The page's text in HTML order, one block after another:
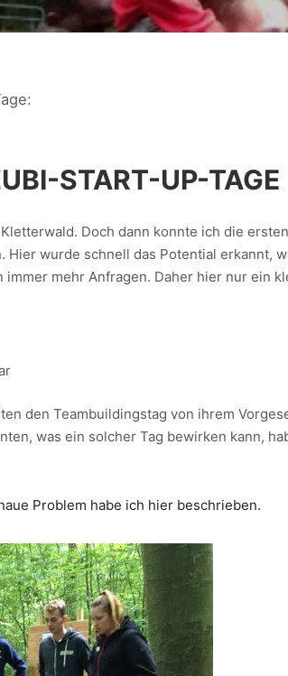
START-UP-TAGE
Doch dann konnte ich die
wurde schnell das Potential erkannt,
mehr Anfragen. Daher hier nur ein
den Teambuildingstag von ihrem
was ein solcher Tag bewirken kann,
Problem habe ich hier beschrieben.